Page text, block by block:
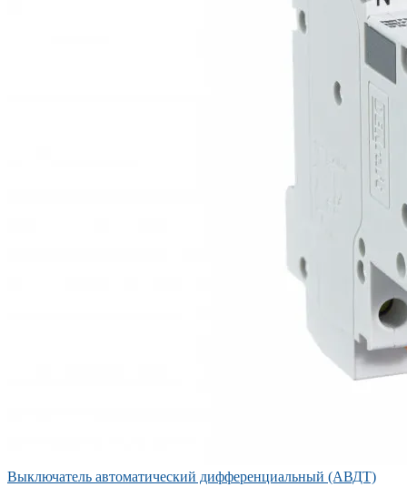
Выключатель автоматический дифференциальный (АВДТ)